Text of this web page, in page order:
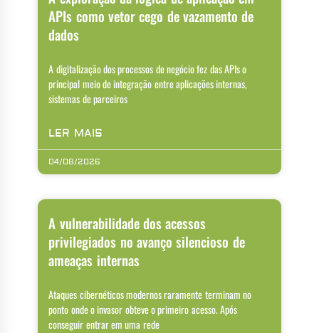
APIs como vetor cego de vazamento de
dados
A digitalização dos processos de negócio fez das APIs o
principal meio de integração entre aplicações internas,
sistemas de parceiros
LER MAIS
04/08/2026
A vulnerabilidade dos acessos
privilegiados no avanço silencioso de
ameaças internas
Ataques cibernéticos modernos raramente terminam no
ponto onde o invasor obteve o primeiro acesso. Após
conseguir entrar em uma rede